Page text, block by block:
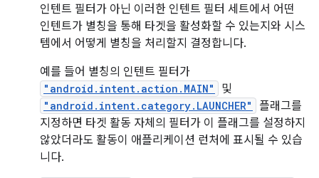
인텐트 필터가 아닌 이러한 인텐트 필터 세트에서 어떤
인텐트가 별칭을 통해 타겟을 활성화할 수 있는지와 시스
템에서 어떻게 별칭을 처리할지 결정합니다.
예를 들어 별칭의 인텐트 필터가
"android.intent.action.MAIN" 및
"android.intent.category.LAUNCHER"
플래그를
지정하면 타겟 활동 자체의 필터가 이 플래그를 설정하지
않았더라도 활동이 애플리케이션 런처에 표시될 수 있습
니다.